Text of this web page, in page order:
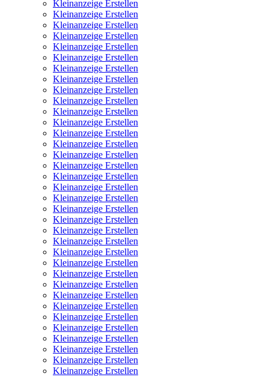
Kleinanzeige Erstellen
Kleinanzeige Erstellen
Kleinanzeige Erstellen
Kleinanzeige Erstellen
Kleinanzeige Erstellen
Kleinanzeige Erstellen
Kleinanzeige Erstellen
Kleinanzeige Erstellen
Kleinanzeige Erstellen
Kleinanzeige Erstellen
Kleinanzeige Erstellen
Kleinanzeige Erstellen
Kleinanzeige Erstellen
Kleinanzeige Erstellen
Kleinanzeige Erstellen
Kleinanzeige Erstellen
Kleinanzeige Erstellen
Kleinanzeige Erstellen
Kleinanzeige Erstellen
Kleinanzeige Erstellen
Kleinanzeige Erstellen
Kleinanzeige Erstellen
Kleinanzeige Erstellen
Kleinanzeige Erstellen
Kleinanzeige Erstellen
Kleinanzeige Erstellen
Kleinanzeige Erstellen
Kleinanzeige Erstellen
Kleinanzeige Erstellen
Kleinanzeige Erstellen
Kleinanzeige Erstellen
Kleinanzeige Erstellen
Kleinanzeige Erstellen
Kleinanzeige Erstellen
Kleinanzeige Erstellen